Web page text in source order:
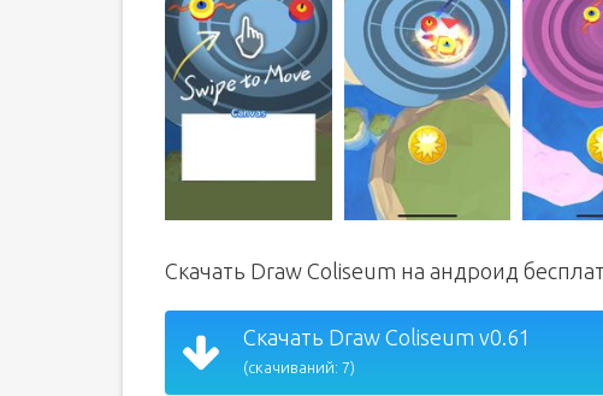
Скачать Draw Coliseum на андроид
Скачать Draw Coliseum v0.61
(скачиваний: 7)